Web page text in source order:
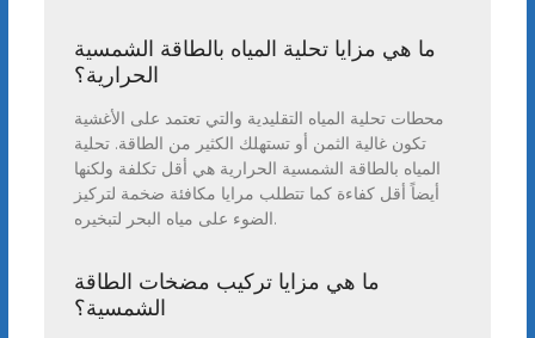
ما هي مزايا تحلية المياه بالطاقة الشمسية
الحرارية؟
محطات تحلية المياه التقليدية والتي تعتمد على الأغشية
تكون غالية الثمن أو تستهلك الكثير من الطاقة. تحلية
المياه بالطاقة الشمسية الحرارية هي أقل تكلفة ولكنها
أيضاً أقل كفاءة كما تتطلب مرايا مكافئة ضخمة لتركيز
الضوء على مياه البحر لتبخيره.
ما هي مزايا تركيب مضخات الطاقة
الشمسية؟